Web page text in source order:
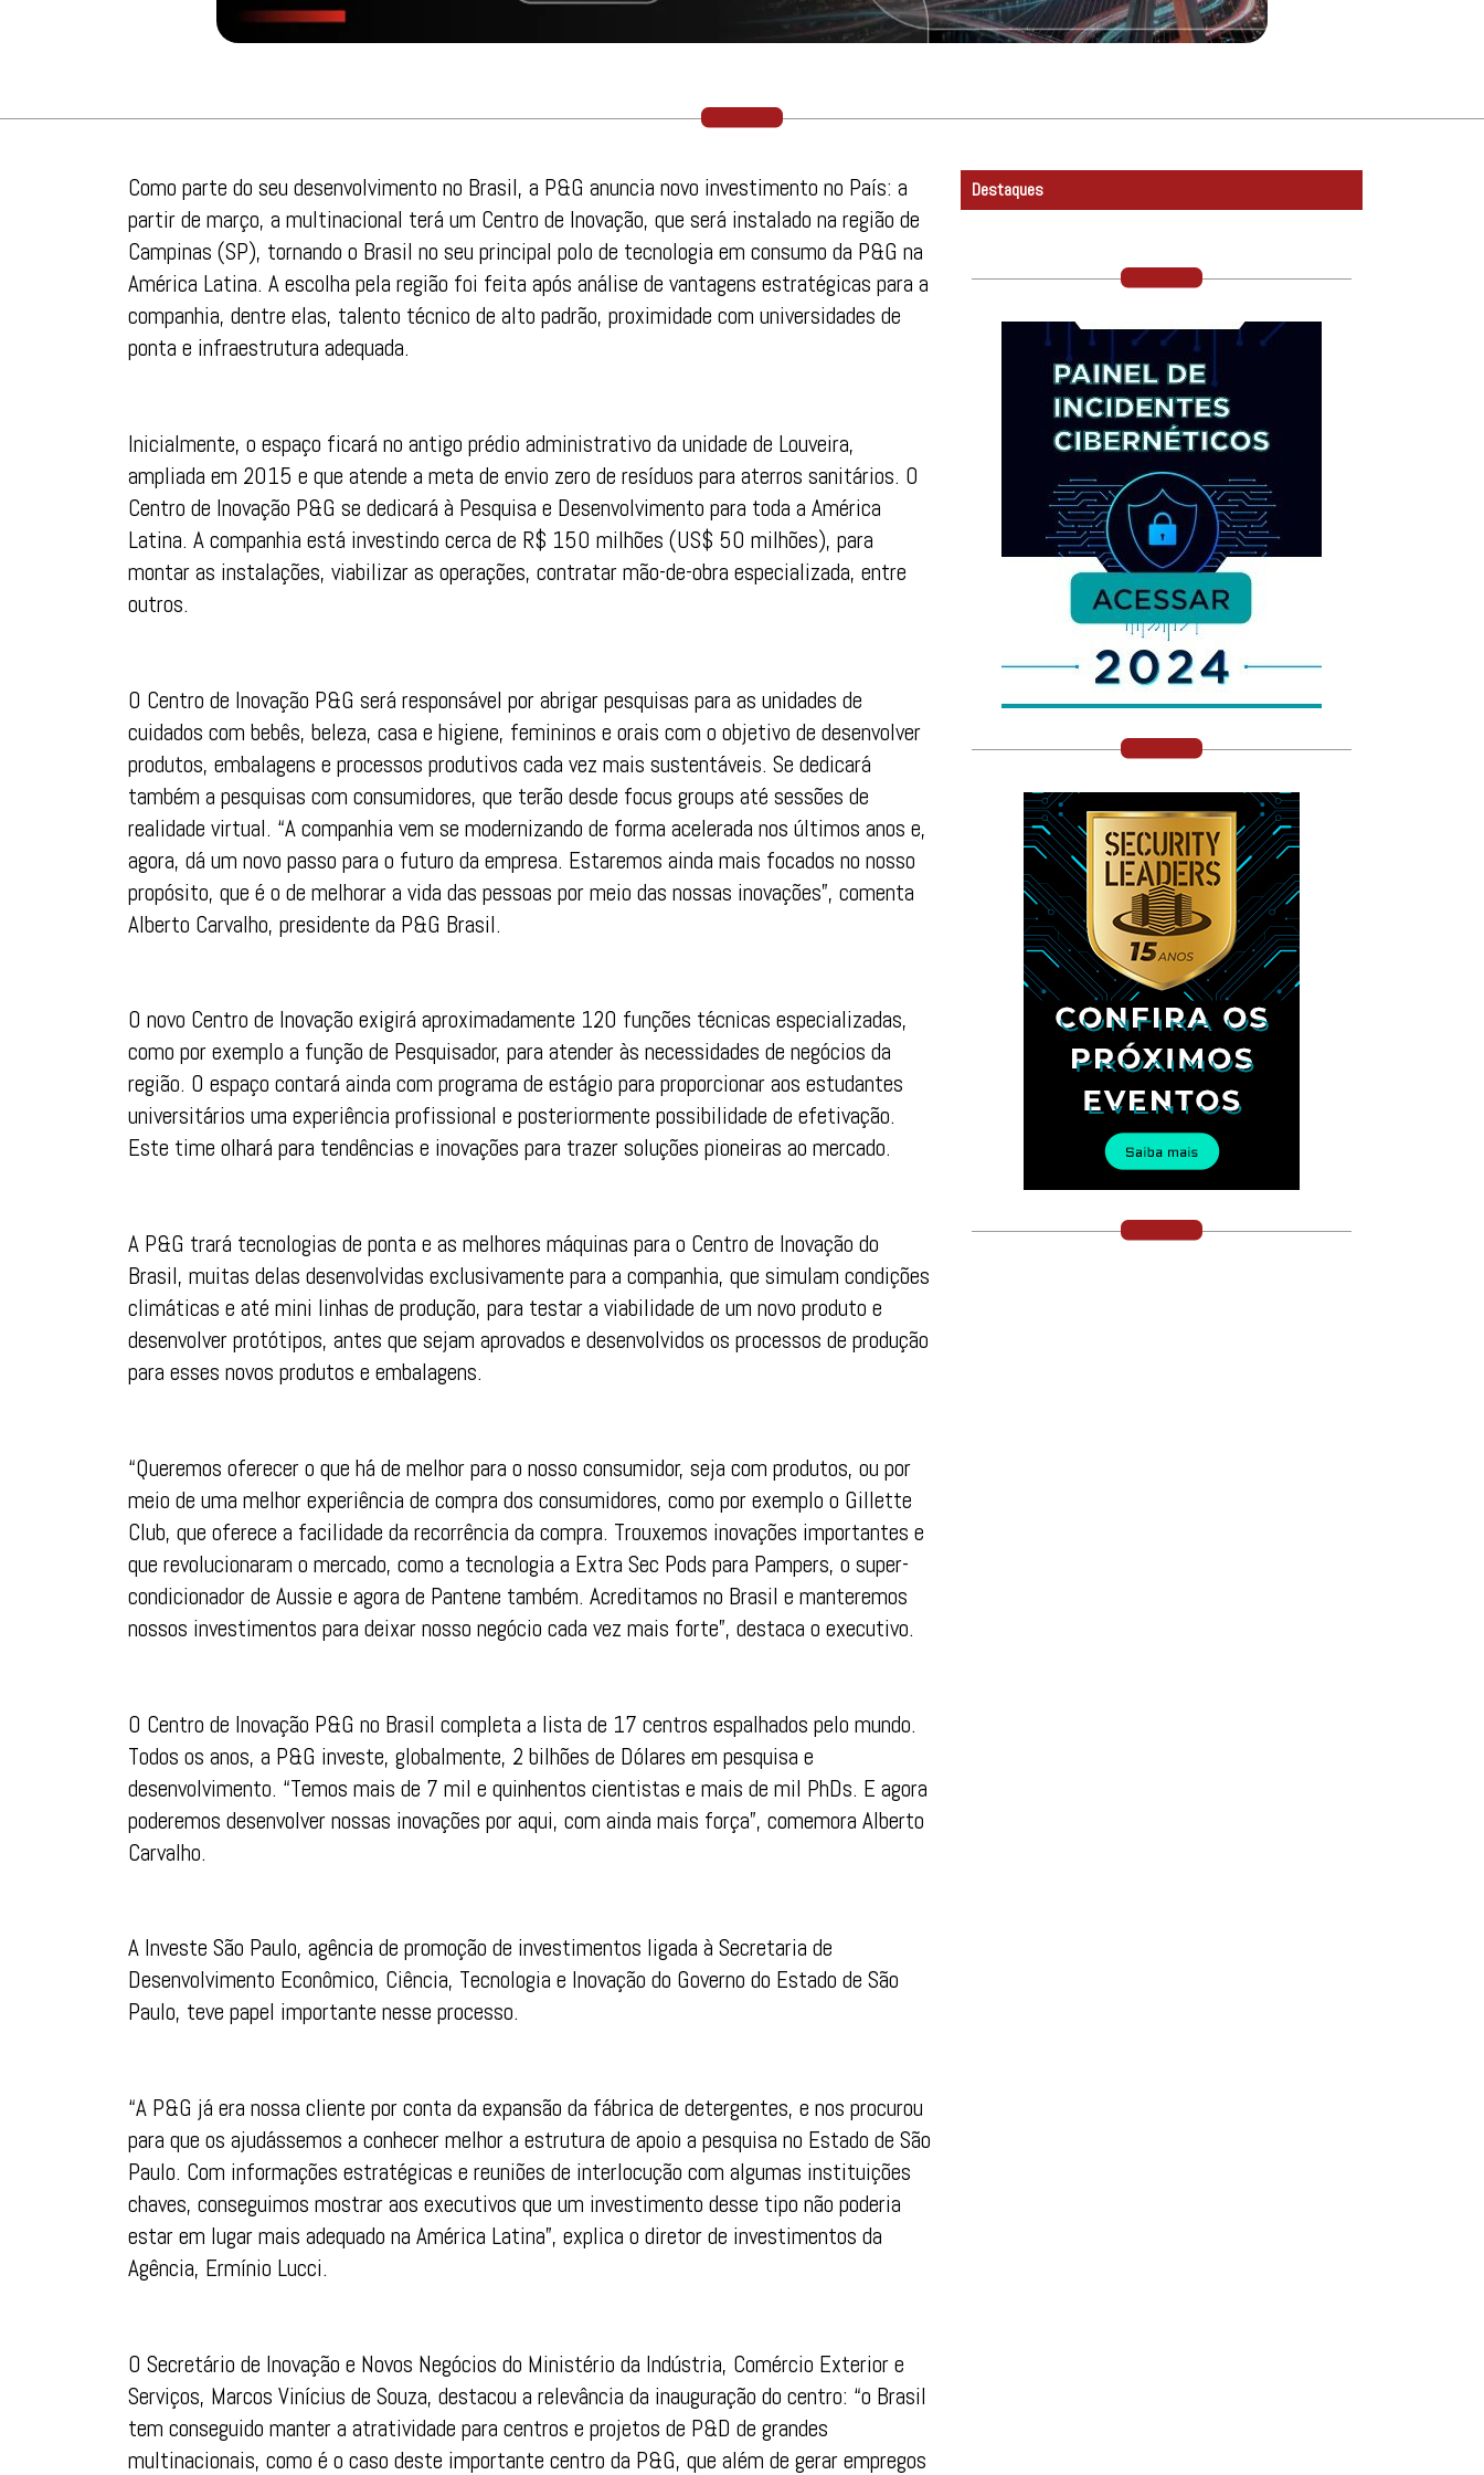
Como parte do seu desenvolvimento no Brasil, a P&G anuncia novo investimento no País: a
partir de março, a multinacional terá um Centro de Inovação, que será instalado na região de
Campinas (SP), tornando o Brasil no seu principal polo de tecnologia em consumo da P&G na
América Latina. A escolha pela região foi feita após análise de vantagens estratégicas para a
companhia, dentre elas, talento técnico de alto padrão, proximidade com universidades de
ponta e infraestrutura adequada.
Inicialmente, o espaço ficará no antigo prédio administrativo da unidade de Louveira,
ampliada em 2015 e que atende a meta de envio zero de resíduos para aterros sanitários. O
Centro de Inovação P&G se dedicará à Pesquisa e Desenvolvimento para toda a América
Latina. A companhia está investindo cerca de R$ 150 milhões (US$ 50 milhões), para
montar as instalações, viabilizar as operações, contratar mão-de-obra especializada, entre
outros.
O Centro de Inovação P&G será responsável por abrigar pesquisas para as unidades de
cuidados com bebês, beleza, casa e higiene, femininos e orais com o objetivo de desenvolver
produtos, embalagens e processos produtivos cada vez mais sustentáveis. Se dedicará
também a pesquisas com consumidores, que terão desde focus groups até sessões de
realidade virtual. “A companhia vem se modernizando de forma acelerada nos últimos anos e,
agora, dá um novo passo para o futuro da empresa. Estaremos ainda mais focados no nosso
propósito, que é o de melhorar a vida das pessoas por meio das nossas inovações”, comenta
Alberto Carvalho, presidente da P&G Brasil.
O novo Centro de Inovação exigirá aproximadamente 120 funções técnicas especializadas,
como por exemplo a função de Pesquisador, para atender às necessidades de negócios da
região. O espaço contará ainda com programa de estágio para proporcionar aos estudantes
universitários uma experiência profissional e posteriormente possibilidade de efetivação.
Este time olhará para tendências e inovações para trazer soluções pioneiras ao mercado.
A P&G trará tecnologias de ponta e as melhores máquinas para o Centro de Inovação do
Brasil, muitas delas desenvolvidas exclusivamente para a companhia, que simulam condições
climáticas e até mini linhas de produção, para testar a viabilidade de um novo produto e
desenvolver protótipos, antes que sejam aprovados e desenvolvidos os processos de produção
para esses novos produtos e embalagens.
“Queremos oferecer o que há de melhor para o nosso consumidor, seja com produtos, ou por
meio de uma melhor experiência de compra dos consumidores, como por exemplo o Gillette
Club, que oferece a facilidade da recorrência da compra. Trouxemos inovações importantes e
que revolucionaram o mercado, como a tecnologia a Extra Sec Pods para Pampers, o super-
condicionador de Aussie e agora de Pantene também. Acreditamos no Brasil e manteremos
nossos investimentos para deixar nosso negócio cada vez mais forte”, destaca o executivo.
O Centro de Inovação P&G no Brasil completa a lista de 17 centros espalhados pelo mundo.
Todos os anos, a P&G investe, globalmente, 2 bilhões de Dólares em pesquisa e
desenvolvimento. “Temos mais de 7 mil e quinhentos cientistas e mais de mil PhDs. E agora
poderemos desenvolver nossas inovações por aqui, com ainda mais força”, comemora Alberto
Carvalho.
A Investe São Paulo, agência de promoção de investimentos ligada à Secretaria de
Desenvolvimento Econômico, Ciência, Tecnologia e Inovação do Governo do Estado de São
Paulo, teve papel importante nesse processo.
“A P&G já era nossa cliente por conta da expansão da fábrica de detergentes, e nos procurou
para que os ajudássemos a conhecer melhor a estrutura de apoio a pesquisa no Estado de São
Paulo. Com informações estratégicas e reuniões de interlocução com algumas instituições
chaves, conseguimos mostrar aos executivos que um investimento desse tipo não poderia
estar em lugar mais adequado na América Latina”, explica o diretor de investimentos da
Agência, Ermínio Lucci.
O Secretário de Inovação e Novos Negócios do Ministério da Indústria, Comércio Exterior e
Serviços, Marcos Vinícius de Souza, destacou a relevância da inauguração do centro: “o Brasil
tem conseguido manter a atratividade para centros e projetos de P&D de grandes
multinacionais, como é o caso deste importante centro da P&G, que além de gerar empregos
Destaques